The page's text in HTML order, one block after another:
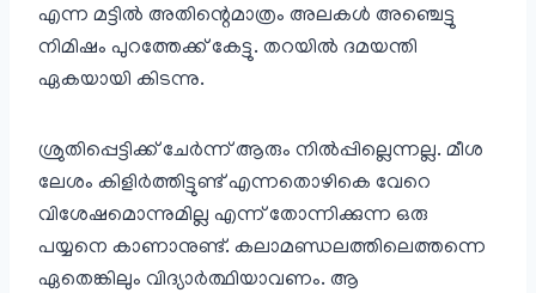
എന്ന മട്ടിൽ അതിന്റെമാത്രം അലകൾ അഞ്ചെട്ടു
നിമിഷം പുറത്തേക്ക് കേട്ടു. തറയിൽ ദമയന്തി
ഏകയായി കിടന്നു.
ശ്രുതിപ്പെട്ടിക്ക് ചേർന്ന് ആരും നിൽപ്പില്ലെന്നല്ല. മീശ
ലേശം കിളിർത്തിട്ടുണ്ട് എന്നതൊഴികെ വേറെ
വിശേഷമൊന്നുമില്ല എന്ന് തോന്നിക്കുന്ന ഒരു
പയ്യനെ കാണാനുണ്ട്. കലാമണ്ഡലത്തിലെത്തന്നെ
ഏതെങ്കിലും വിദ്യാർത്ഥിയാവണം. ആ